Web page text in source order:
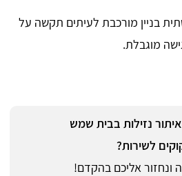
בניין מורכבת לעיתים תקשה על
מוגבלת.
נזילות בבית שמש
לשירות?
ונחזור אליכם בהקדם!